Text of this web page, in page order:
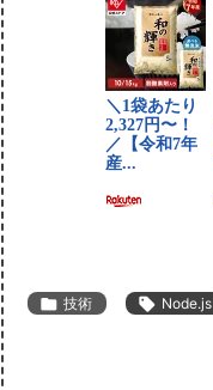
 技術  Node.js